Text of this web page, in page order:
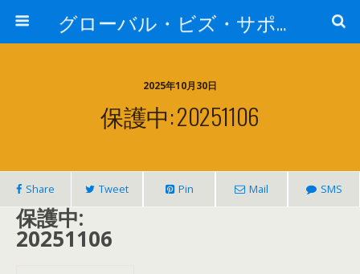
グローバル・ビズ・サポート株式会社
2025年10月30日
保護中: 20251106
Share Tweet Pin Mail SMS
保護中:
20251106